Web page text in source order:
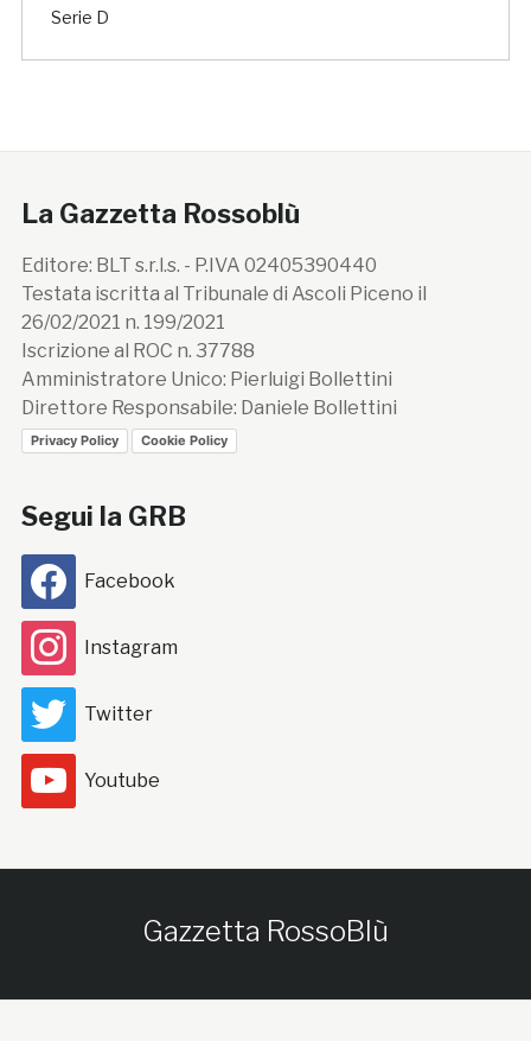
Serie D
La Gazzetta Rossoblù
Editore: BLT s.r.l.s. - P.IVA 02405390440
Testata iscritta al Tribunale di Ascoli Piceno il
26/02/2021 n. 199/2021
Iscrizione al ROC n. 37788
Amministratore Unico: Pierluigi Bollettini
Direttore Responsabile: Daniele Bollettini
Privacy Policy Cookie Policy
Segui la GRB
Facebook
Instagram
Twitter
Youtube
Gazzetta RossoBlù